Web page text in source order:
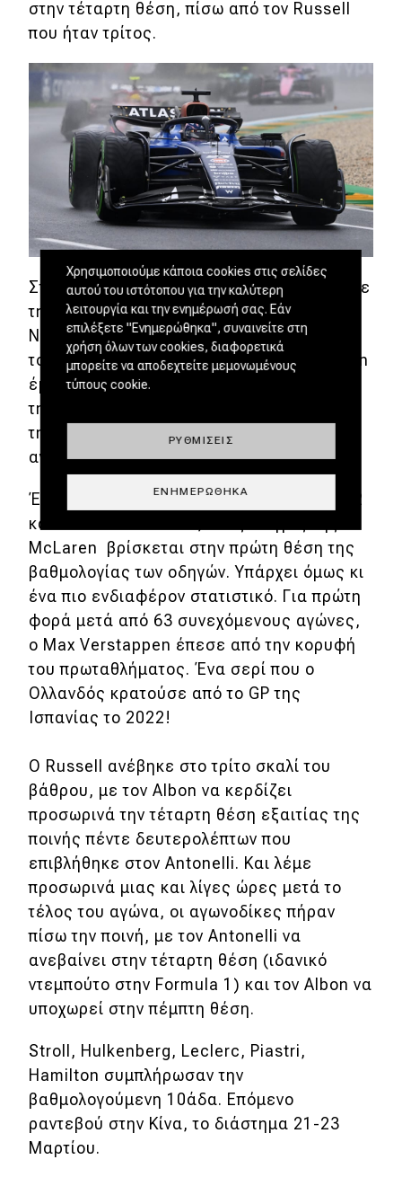
στην τέταρτη θέση, πίσω από τον Russell
που ήταν τρίτος.
Στη μάχη της κορυφής, ο Verstappen έριξε
την τελευταία του ζαριά, πιέζοντας τον
Norris. Στον τελευταίο γύρο κόλλησε πίσω
του, όμως ο Βρετανός οδηγός της McLaren
έμεινε ψύχραιμος, ξεκινώντας με το δεξί
τη σεζόν πανηγυρίζοντας την πέμπτη νίκη
της καριέρας του σε έναν επεισοδιακό
αγώνα.
Έτσι λοιπόν, για πρώτη φορά μετά το 2012
και το GP του Καναδά, ένας οδηγός της
McLaren βρίσκεται στην πρώτη θέση της
βαθμολογίας των οδηγών. Υπάρχει όμως κι
ένα πιο ενδιαφέρον στατιστικό. Για πρώτη
φορά μετά από 63 συνεχόμενους αγώνες,
ο Max Verstappen έπεσε από την κορυφή
του πρωταθλήματος. Ένα σερί που ο
Ολλανδός κρατούσε από το GP της
Ισπανίας το 2022!
Ο Russell ανέβηκε στο τρίτο σκαλί του
βάθρου, με τον Albon να κερδίζει
προσωρινά την τέταρτη θέση εξαιτίας της
ποινής πέντε δευτερολέπτων που
επιβλήθηκε στον Antonelli. Και λέμε
προσωρινά μιας και λίγες ώρες μετά το
τέλος του αγώνα, οι αγωνοδίκες πήραν
πίσω την ποινή, με τον Antonelli να
ανεβαίνει στην τέταρτη θέση (ιδανικό
ντεμπούτο στην Formula 1) και τον Albon να
υποχωρεί στην πέμπτη θέση.
Stroll, Hulkenberg, Leclerc, Piastri,
Hamilton συμπλήρωσαν την
βαθμολογούμενη 10άδα. Επόμενο
ραντεβού στην Κίνα, το διάστημα 21-23
Μαρτίου.
Χρησιμοποιούμε κάποια cookies στις σελίδες
αυτού του ιστότοπου για την καλύτερη
λειτουργία και την ενημέρωσή σας. Εάν
επιλέξετε "Ενημερώθηκα", συναινείτε στη
χρήση όλων των cookies, διαφορετικά
μπορείτε να αποδεχτείτε μεμονωμένους
τύπους cookie.
ΡΥΘΜΊΣΕΙΣ
ΕΝΗΜΕΡΏΘΗΚΑ